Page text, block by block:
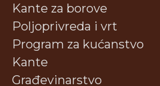
Kante za borove
Poljoprivreda i vrt
Program za kućanstvo
Kante
Građevinarstvo